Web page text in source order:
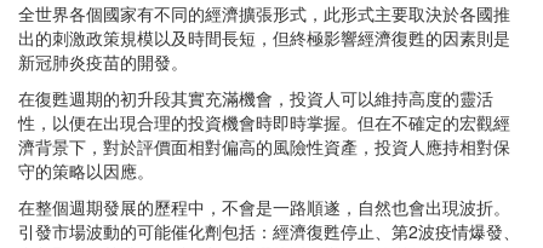
全世界各個國家有不同的經濟擴張形式，此形式主要取決於各國推
出的刺激政策規模以及時間長短，但終極影響經濟復甦的因素則是
新冠肺炎疫苗的開發。
在復甦週期的初升段其實充滿機會，投資人可以維持高度的靈活
性，以便在出現合理的投資機會時即時掌握。但在不確定的宏觀經
濟背景下，對於評價面相對偏高的風險性資產，投資人應持相對保
守的策略以因應。
在整個週期發展的歷程中，不會是一路順遂，自然也會出現波折。
引發市場波動的可能催化劑包括：經濟復甦停止、第2波疫情爆發、